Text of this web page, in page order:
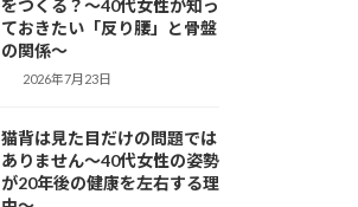
をつくる？～40代女性が知っ
ておきたい「反り腰」と骨盤
の関係～
2026年7月23日
猫背は見た目だけの問題では
ありません～40代女性の姿勢
が20年後の健康を左右する理